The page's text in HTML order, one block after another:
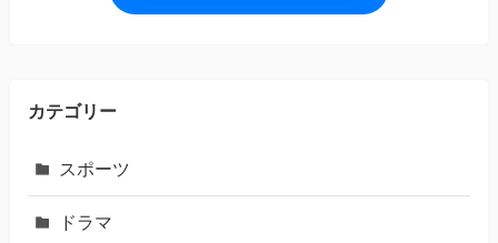
カテゴリー
スポーツ
ドラマ